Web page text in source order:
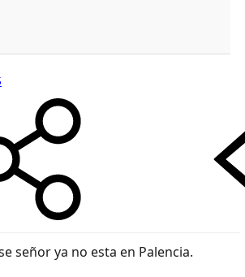
señor ya no esta en Palencia.